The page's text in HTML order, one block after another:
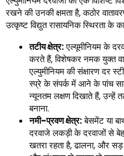
रखने की उनकी क्षमता है, कठोर
उत्कृष्ट विद्युत रासायनिक स्थिरता के
तटीय क्षेत्र:एल्यूमीनियम के
करते हैं, विशेषकर नमक युक्त
एल्युमीनियम की संक्षारण दर
स्प्रे के संपर्क में आने के पांच
न्यूनतम लक्षण दिखाते हैं, उन्हें
बनाना.
नमी-प्रवण क्षेत्र:बेसमेंट या
दरवाजे लकड़ी के दरवाजों से
खतरा रहता है, ढालना, और